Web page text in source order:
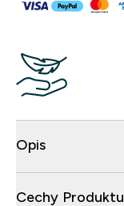
Opis
Cechy Produktu